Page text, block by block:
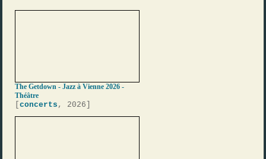
The Getdown - Jazz à Vienne 2026 -
Théâtre
[concerts , 2026]